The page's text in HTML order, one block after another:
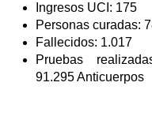
Ingresos UCI: 175
Personas curadas:
Fallecidos: 1.017
Pruebas
91.295 Anticuerpos